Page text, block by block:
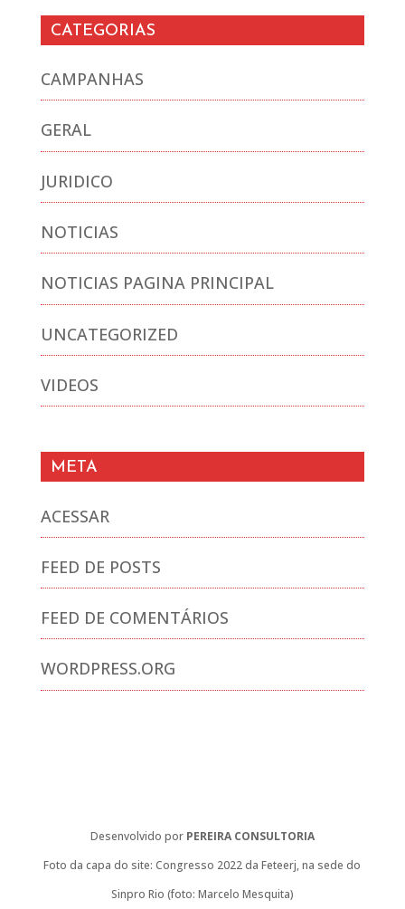
CATEGORIAS
CAMPANHAS
GERAL
JURIDICO
NOTICIAS
NOTICIAS PAGINA PRINCIPAL
UNCATEGORIZED
VIDEOS
META
ACESSAR
FEED DE POSTS
FEED DE COMENTÁRIOS
WORDPRESS.ORG
Desenvolvido por PEREIRA CONSULTORIA
Foto da capa do site: Congresso 2022 da Feteerj, na sede do
Sinpro Rio (foto: Marcelo Mesquita)